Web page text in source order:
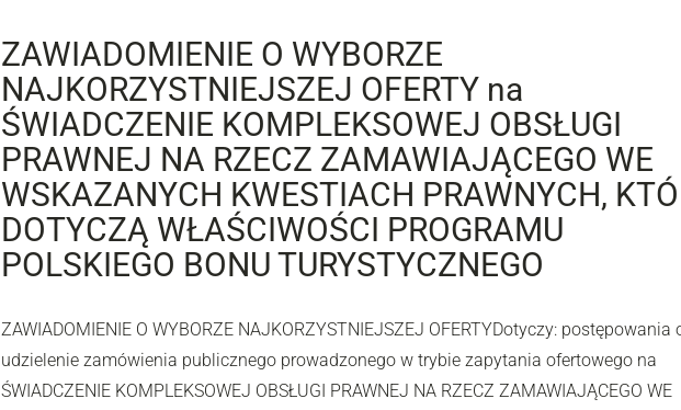
ZAWIADOMIENIE O WYBORZE
NAJKORZYSTNIEJSZEJ OFERTY na
ŚWIADCZENIE KOMPLEKSOWEJ OBSŁUGI
PRAWNEJ NA RZECZ ZAMAWIAJĄCEGO WE
WSKAZANYCH KWESTIACH PRAWNYCH,
DOTYCZĄ WŁAŚCIWOŚCI PROGRAMU
POLSKIEGO BONU TURYSTYCZNEGO
ZAWIADOMIENIE O WYBORZE NAJKORZYSTNIEJSZEJ OFERTYDotyczy: postępowania
udzielenie zamówienia publicznego prowadzonego w trybie zapytania ofertowego na
ŚWIADCZENIE KOMPLEKSOWEJ OBSŁUGI PRAWNEJ NA RZECZ ZAMAWIAJĄCEGO WE